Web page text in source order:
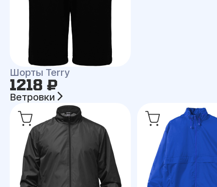
Шорты Terry
1218 ₽
Ветровки